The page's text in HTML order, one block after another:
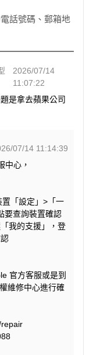
話號碼、郵箱地
2026/07/14
11:07:22
是拿去蘋果公司
07/14 11:14:39
中心，
「設定」>「一
要查詢裝置確認
我的支援」，登
官方客服或是到
維修中心進行確